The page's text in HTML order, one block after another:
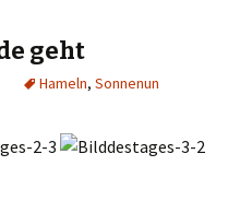
geht
Hameln, Sonnenun